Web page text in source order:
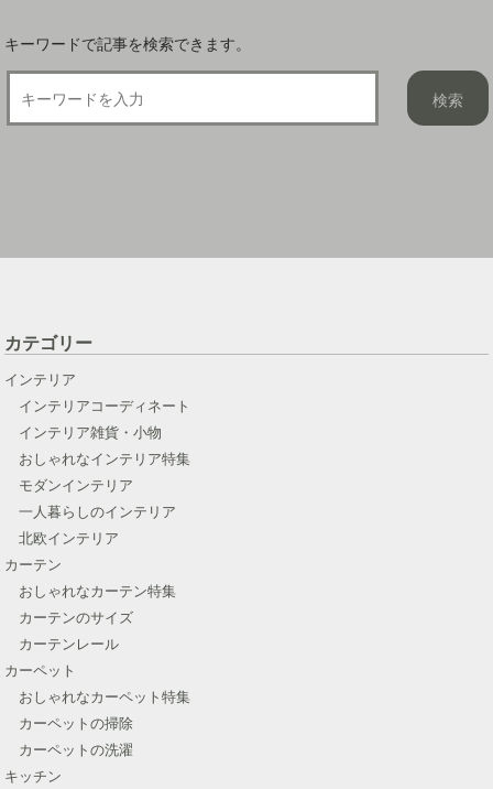
キーワードで記事を検索できます。
カテゴリー
インテリア
インテリアコーディネート
インテリア雑貨・小物
おしゃれなインテリア特集
モダンインテリア
一人暮らしのインテリア
北欧インテリア
カーテン
おしゃれなカーテン特集
カーテンのサイズ
カーテンレール
カーペット
おしゃれなカーペット特集
カーペットの掃除
カーペットの洗濯
キッチン